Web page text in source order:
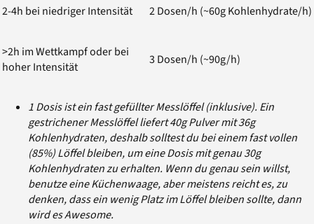
2-4h bei niedriger Intensität 2 Dosen/h (~60g Kohlenhydrate/h)
>2h im Wettkampf oder bei
hoher Intensität
3 Dosen/h (~90g/h)
1 Dosis ist ein fast gefüllter Messlöffel (inklusive). Ein
gestrichener Messlöffel liefert 40g Pulver mit 36g
Kohlenhydraten, deshalb solltest du bei einem fast vollen
(85%) Löffel bleiben, um eine Dosis mit genau 30g
Kohlenhydraten zu erhalten. Wenn du genau sein willst,
benutze eine Küchenwaage, aber meistens reicht es, zu
denken, dass ein wenig Platz im Löffel bleiben sollte, dann
wird es Awesome.